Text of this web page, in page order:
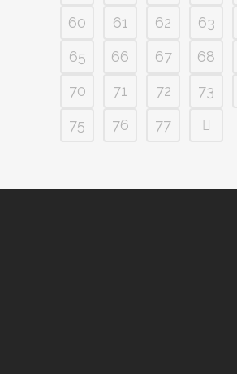
60
61 62 63
65
66 67 68
70
71 72 73
75
76 77